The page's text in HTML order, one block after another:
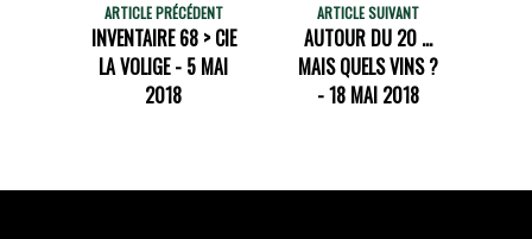
ARTICLE PRÉCÉDENT
INVENTAIRE 68 > CIE
LA VOLIGE - 5 MAI
2018
ARTICLE SUIVANT
AUTOUR DU 20 ...
MAIS QUELS VINS ?
- 18 MAI 2018